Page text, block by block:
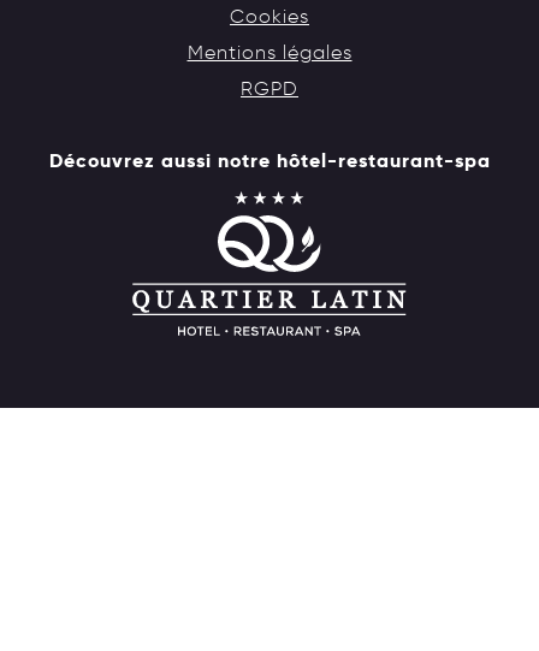
Cookies
Mentions légales
RGPD
Découvrez aussi notre hôtel-restaurant-spa